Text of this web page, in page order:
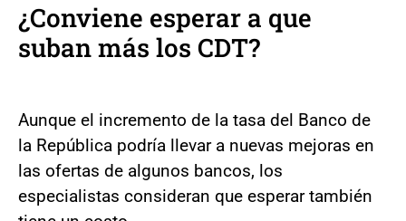
¿Conviene esperar a que
suban más los CDT?
Aunque el incremento de la tasa del Banco de
la República podría llevar a nuevas mejoras en
las ofertas de algunos bancos, los
especialistas consideran que esperar también